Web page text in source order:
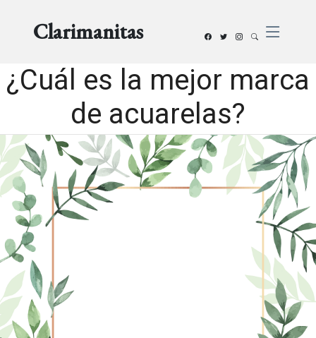
Clarimanitas
¿Cuál es la mejor marca
de acuarelas?